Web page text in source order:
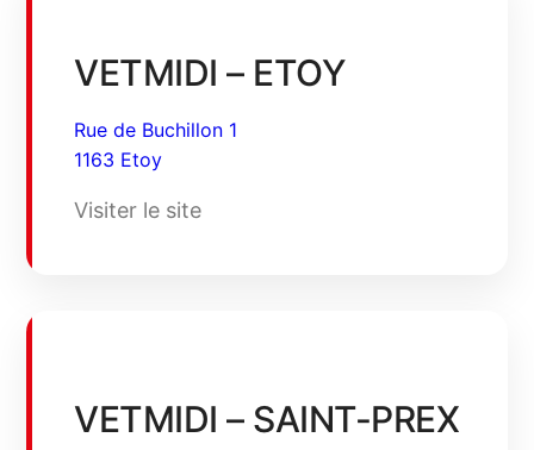
VETMIDI – ETOY
Rue de Buchillon 1
1163 Etoy
Visiter le site
VETMIDI – SAINT-PREX